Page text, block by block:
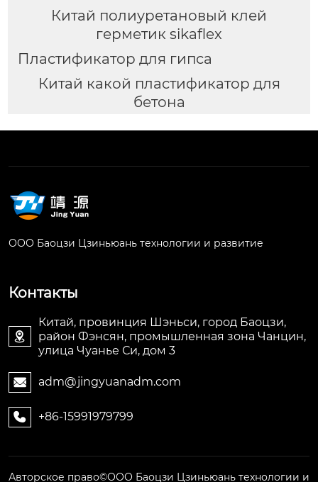
Китай полиуретановый клей
герметик sikaflex
Пластификатор для гипса
Китай какой пластификатор для
бетона
ООО Баоцзи Цзиньюань технологии и развитие
Контакты

Китай, провинция Шэньси, город Баоцзи,
район Фэнсян, промышленная зона Чанцин,
улица Чуанье Си, дом 3
 adm@jingyuanadm.com
 +86-15991979799
Авторское право©ООО Баоцзи Цзиньюань технологии и